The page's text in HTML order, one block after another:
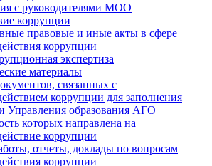
с руководителями МОО
коррупции
правовые и иные акты в сфере
коррупции
экспертиза
материалы
связанных с
коррупции для заполнения
Управления образования АГО
которых направлена на
коррупции
отчеты, доклады по вопросам
коррупции